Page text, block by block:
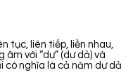
tục, liên tiếp, liền nhau,
âm với “dư” (dư dả) và
có nghĩa là cả năm dư dả